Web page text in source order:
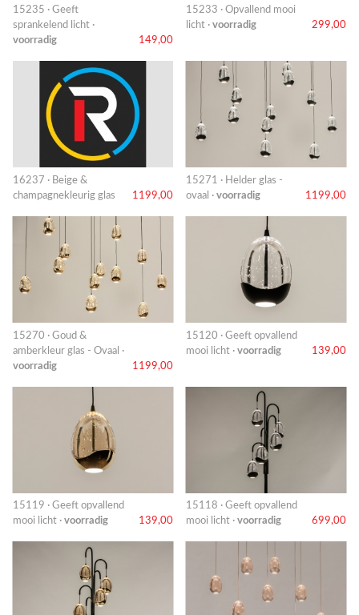
15235 · Geeft
sprankelend licht ·
voorradig
149,00
15233 · Opvallend mooi
licht · voorradig 299,00
16237 · Beige &
champagnekleurig glas
1199,00
15271 · Helder glas -
ovaal · voorradig 1199,00
15270 · Goud &
amberkleur glas - Ovaal ·
voorradig
1199,00
15120 · Geeft opvallend
mooi licht · voorradig 139,00
15119 · Geeft opvallend
mooi licht · voorradig 139,00
15118 · Geeft opvallend
mooi licht · voorradig 699,00